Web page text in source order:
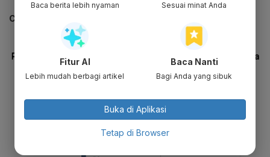
CEK JUGA DATA INI
Baca berita lebih nyaman Sesuai minat Anda
Fitur AI
Lebih mudah berbagi artikel
Baca Nanti
Bagi Anda yang sibuk
Buka di Aplikasi
Tetap di Browser